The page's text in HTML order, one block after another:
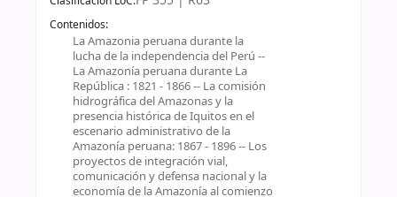
Contenidos:
La Amazonia peruana durante la
lucha de la independencia del Perú --
La Amazonía peruana durante La
República : 1821 - 1866 -- La comisión
hidrográfica del Amazonas y la
presencia histórica de Iquitos en el
escenario administrativo de la
Amazonía peruana: 1867 - 1896 -- Los
proyectos de integración vial,
comunicación y defensa nacional y la
economía de la Amazonía al comienzo